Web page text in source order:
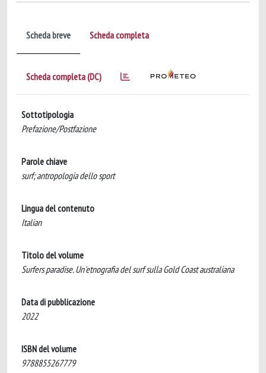
Scheda breve Scheda completa
Scheda completa (DC)
Sottotipologia
Prefazione/Postfazione
Parole chiave
surf; antropologia dello sport
Lingua del contenuto
Italian
Titolo del volume
Surfers paradise. Un'etnografia del surf sulla Gold Coast australiana
Data di pubblicazione
2022
ISBN del volume
9788855267779